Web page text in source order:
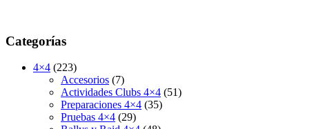
Categorías
4×4 (223)
Accesorios (7)
Actividades Clubs 4×4 (51)
Preparaciones 4×4 (35)
Pruebas 4×4 (29)